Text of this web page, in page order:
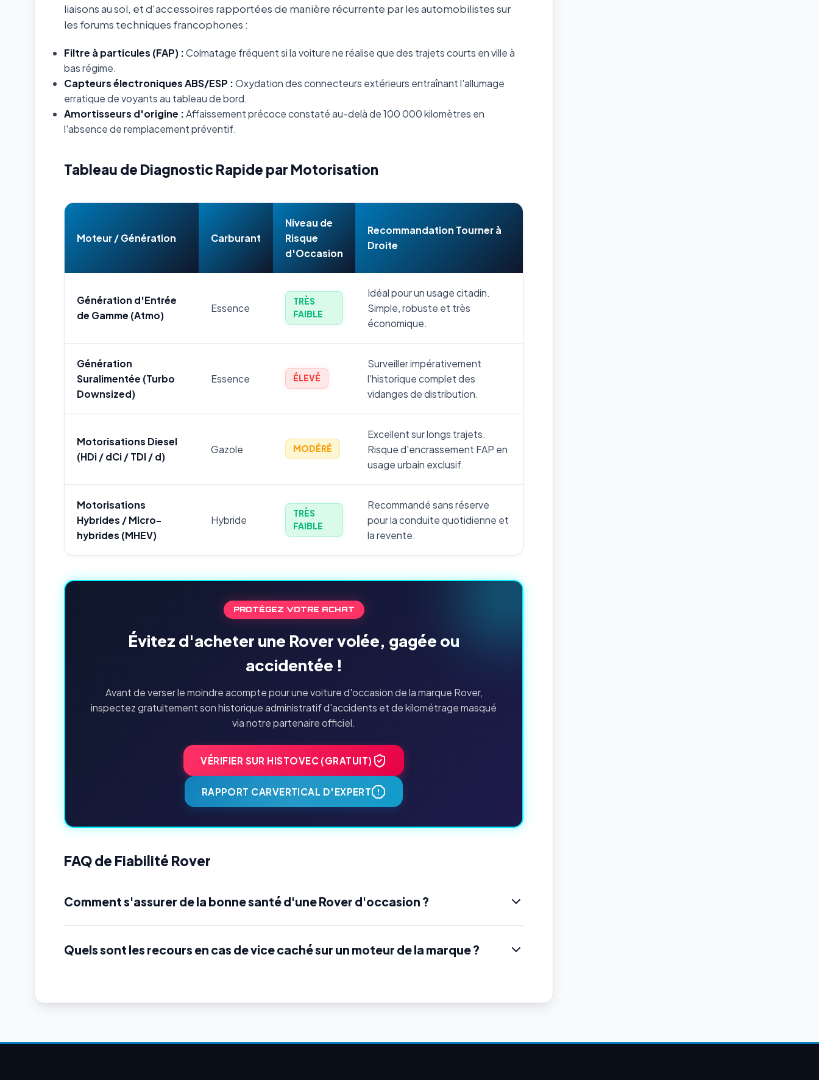
liaisons au sol, et d'accessoires rapportées de manière récurrente par les automobilistes sur
les forums techniques francophones :
Filtre à particules (FAP) :Colmatage fréquent si la voiture ne réalise que des trajets courts en ville à
bas régime.
Capteurs électroniques ABS/ESP :Oxydation des connecteurs extérieurs entraînant l'allumage
erratique de voyants au tableau de bord.
Amortisseurs d'origine :Affaissement précoce constaté au-delà de 100 000 kilomètres en
l'absence de remplacement préventif.
Tableau de Diagnostic Rapide par Motorisation
Moteur / Génération Carburant
Niveau de
Risque
d'Occasion
Recommandation Tourner à
Droite
Génération d'Entrée
de Gamme (Atmo)
Essence
TRÈS
FAIBLE
Idéal pour un usage citadin.
Simple, robuste et très
économique.
Génération
Suralimentée (Turbo
Downsized)
Essence ÉLEVÉ
Surveiller impérativement
l'historique complet des
vidanges de distribution.
Motorisations Diesel
(HDi / dCi / TDI / d)
Gazole MODÉRÉ
Excellent sur longs trajets.
Risque d'encrassement FAP en
usage urbain exclusif.
Motorisations
Hybrides / Micro-
hybrides (MHEV)
Hybride
TRÈS
FAIBLE
Recommandé sans réserve
pour la conduite quotidienne et
la revente.
PROTÉGEZ VOTRE ACHAT
Évitez d'acheter une Rover volée, gagée ou
accidentée !
Avant de verser le moindre acompte pour une voiture d'occasion de la marque Rover,
inspectez gratuitement son historique administratif d'accidents et de kilométrage masqué
via notre partenaire officiel.
VÉRIFIER SUR HISTOVEC (GRATUIT)
RAPPORT CARVERTICAL D'EXPERT
FAQ de Fiabilité Rover
Comment s'assurer de la bonne santé d'une Rover d'occasion ?
Quels sont les recours en cas de vice caché sur un moteur de la marque ?